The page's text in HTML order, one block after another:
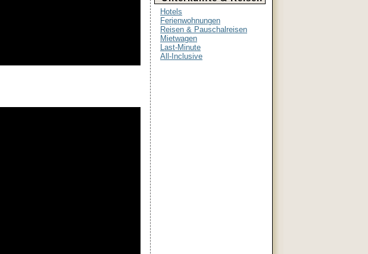
Hotels
Ferienwohnungen
Reisen & Pauschalreisen
Mietwagen
Last-Minute
All-Inclusive